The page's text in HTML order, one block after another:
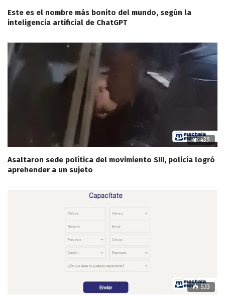
Este es el nombre más bonito del mundo, según la
inteligencia artificial de ChatGPT
439
Asaltaron sede política del movimiento SIII, policía logró
aprehender a un sujeto
533